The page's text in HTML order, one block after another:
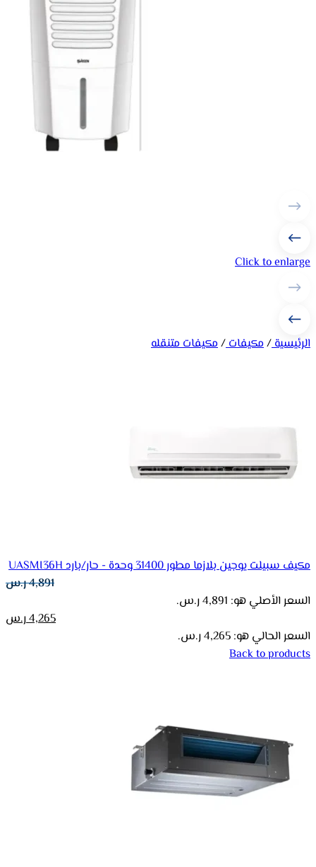
Click to enlarge
الرئيسية/مكيفات/مكيفات متنقله
مكيف سبيلت يوجين بلازما مطور 31400 وحدة - حار/بارد UASMI36H
4,891ر.س
السعر الأصلي هو: 4,891 ر.س.
4,265ر.س
السعر الحالي هو: 4,265 ر.س.
Back to products